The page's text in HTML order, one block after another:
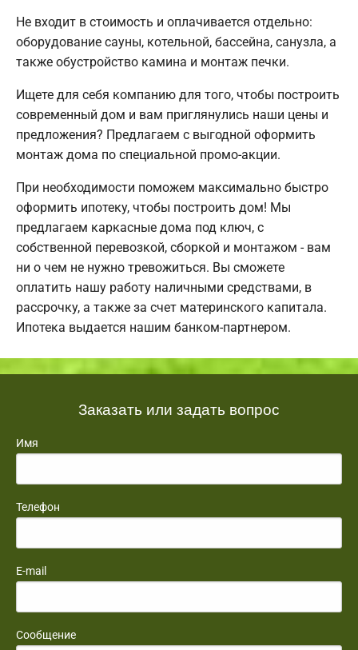
Не входит в стоимость и оплачивается отдельно:
оборудование сауны, котельной, бассейна, санузла, а
также обустройство камина и монтаж печки.
Ищете для себя компанию для того, чтобы построить
современный дом и вам приглянулись наши цены и
предложения? Предлагаем с выгодной оформить
монтаж дома по специальной промо-акции.
При необходимости поможем максимально быстро
оформить ипотеку, чтобы построить дом! Мы
предлагаем каркасные дома под ключ, с
собственной перевозкой, сборкой и монтажом - вам
ни о чем не нужно тревожиться. Вы сможете
оплатить нашу работу наличными средствами, в
рассрочку, а также за счет материнского капитала.
Ипотека выдается нашим банком-партнером.
Заказать или задать вопрос
Имя
Телефон
E-mail
Сообщение